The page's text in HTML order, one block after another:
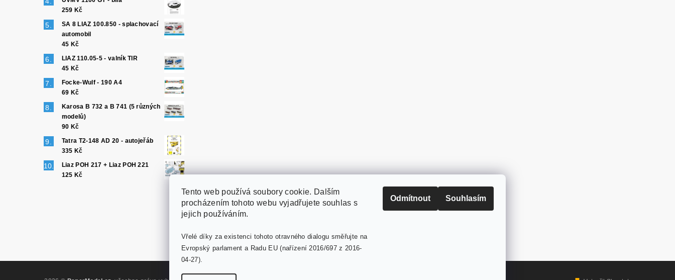
259 Kč
SA 8 LIAZ 100.850 - splachovací
automobil
45 Kč
LIAZ 110.05-5 - valník TIR
45 Kč
Focke-Wulf - 190 A4
69 Kč
Karosa B 732 a B 741 (5 různých
modelů)
90 Kč
Tatra T2-148 AD 20 - autojeřáb
335 Kč
Liaz POH 217 + Liaz POH 221
125 Kč
PaperModel.cz
Tento web používá soubory cookie. Dalším
procházením tohoto webu vyjadřujete souhlas s
jejich používáním.
Vřelé díky za existenci tohoto otravného dialogu směřujte na
Evropský parlament a Radu EU (nařízení 2016/697 z 2016-
04-27).
Odmítnout Souhlasím